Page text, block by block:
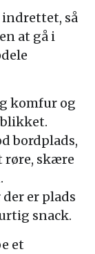
så
at gå i
komfur og
bordplads,
røre, skære
der er plads
snack.
et